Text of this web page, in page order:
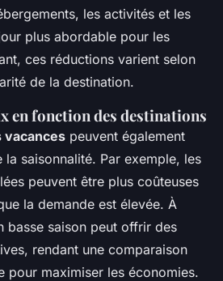
les activités et les
plus abordable pour les
ces réductions varient selon
de la destination.
en fonction des destinations
peuvent également
saisonnalité. Par exemple, les
peuvent être plus coûteuses
la demande est élevée. À
basse saison peut offrir des
rendant une comparaison
pour maximiser les économies.